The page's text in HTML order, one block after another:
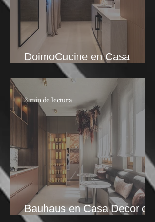
DoimoCucine en Casa
Decor 2026
Bauhaus en Casa Decor con
3 min de lectura